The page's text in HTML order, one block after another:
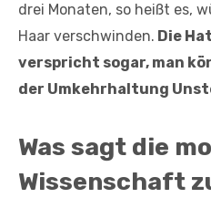
drei Monaten, so heißt es,
Haar verschwinden. Die
verspricht sogar, man
der Umkehrhaltung
Was sagt die
Wissenschaft